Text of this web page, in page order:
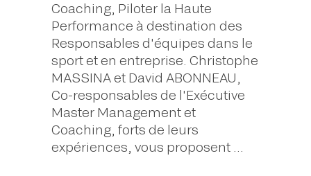
Coaching, Piloter la Haute
Performance à destination des
Responsables d'équipes dans le
sport et en entreprise. Christophe
MASSINA et David ABONNEAU,
Co-responsables de l'Exécutive
Master Management et
Coaching, forts de leurs
expériences, vous proposent